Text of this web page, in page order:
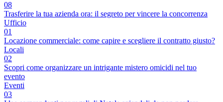
08
Trasferire la tua azienda ora: il segreto per vincere la concorrenza
Ufficio
01
Locazione commerciale: come capire e scegliere il contratto giusto?
Locali
02
Scopri come organizzare un intrigante mistero omicidi nel tuo
evento
Eventi
03